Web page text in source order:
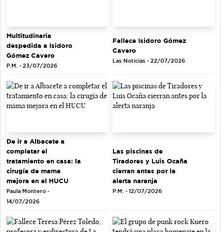
Multitudinaria
despedida a Isidoro
Gómez Cavero
P.M. - 23/07/2026
Fallece Isidoro Gómez
Cavero
Las Noticias - 22/07/2026
De ir a Albacete a
completar el
tratamiento en casa: la
cirugía de mama
mejora en el HUCU
Paula Montero -
14/07/2026
Las piscinas de
Tiradores y Luis Ocaña
cierran antes por la
alerta naranja
P.M. - 12/07/2026